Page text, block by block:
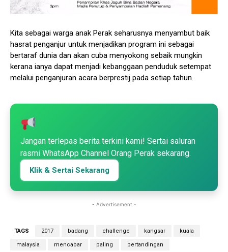
Kita sebagai warga anak Perak seharusnya menyambut baik
hasrat penganjur untuk menjadikan program ini sebagai
bertaraf dunia dan akan cuba menyokong sebaik mungkin
kerana ianya dapat menjadi kebanggaan penduduk setempat
melalui penganjuran acara berprestij pada setiap tahun.
Jangan terlepas berita terkini kami! Sertai saluran
rasmi WhatsApp Channel Orang Perak sekarang.
Klik & Sertai Sekarang
- Advertisement -
TAGS 2017 badang challenge kangsar kuala
malaysia mencabar paling pertandingan